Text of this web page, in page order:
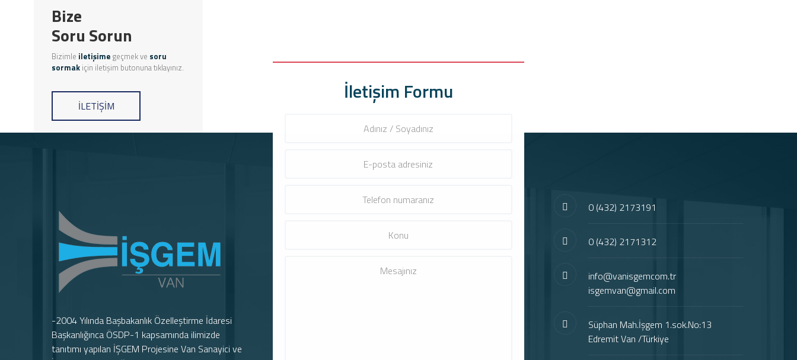
Bize
Soru Sorun
Bizimle iletişime geçmek ve soru
sormak için iletişim butonuna tıklayınız.
İLETİŞİM
-2004 Yılında Başbakanlık Özelleştirme İdaresi
Başkanlığınca ÖSDP-1 kapsamında ilimizde
tanıtımı yapılan İŞGEM Projesine Van Sanayici ve
İletişim Formu
0 (432) 2173191
0 (432) 2171312
info@vanisgemcom.tr
isgemvan@gmail.com
Süphan Mah.İşgem 1.sok.No:13
Edremit Van /Türkiye